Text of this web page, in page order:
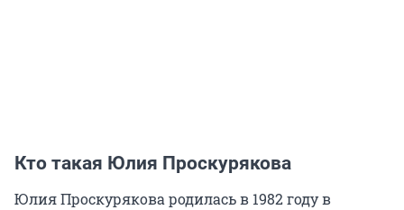
Кто такая Юлия Проскурякова
Юлия Проскурякова родилась в 1982 году в